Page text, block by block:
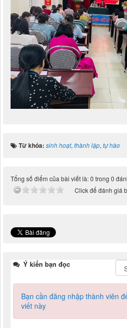
Từ khóa: sinh hoạt, thành lập, tự hào
Tổng số điểm của bài viết là: 0 trong 0
Click để đánh giá
Ý kiến bạn đọc
Bạn cần đăng nhập thành viên
viết này